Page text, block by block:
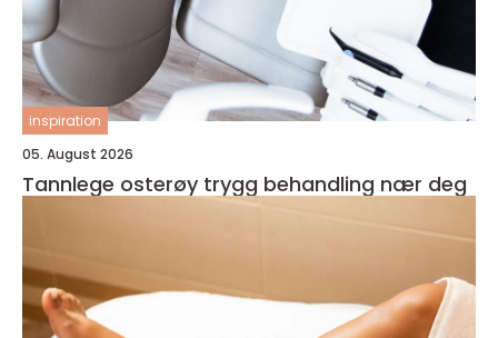
inspiration
05. August 2026
Tannlege osterøy trygg behandling nær deg